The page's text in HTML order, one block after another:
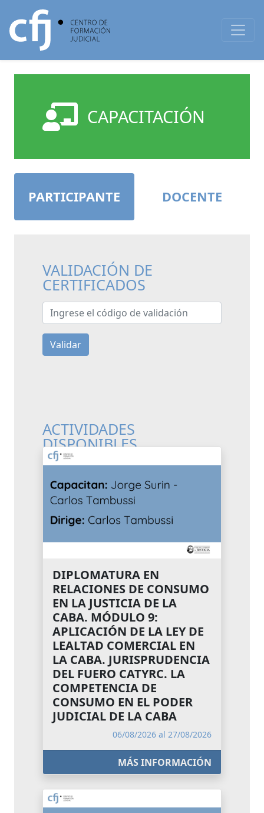
CAPACITACIÓN
PARTICIPANTE DOCENTE
VALIDACIÓN DE
CERTIFICADOS
Ingrese el código de validación
Validar
ACTIVIDADES
DISPONIBLES
DIPLOMATURA EN
RELACIONES DE CONSUMO
EN LA JUSTICIA DE LA
CABA. MÓDULO 9:
APLICACIÓN DE LA LEY DE
LEALTAD COMERCIAL EN
LA CABA. JURISPRUDENCIA
DEL FUERO CATYRC. LA
COMPETENCIA DE
CONSUMO EN EL PODER
JUDICIAL DE LA CABA
06/08/2026 al 27/08/2026
MÁS INFORMACIÓN